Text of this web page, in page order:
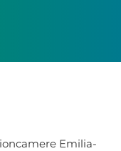
Emilia-